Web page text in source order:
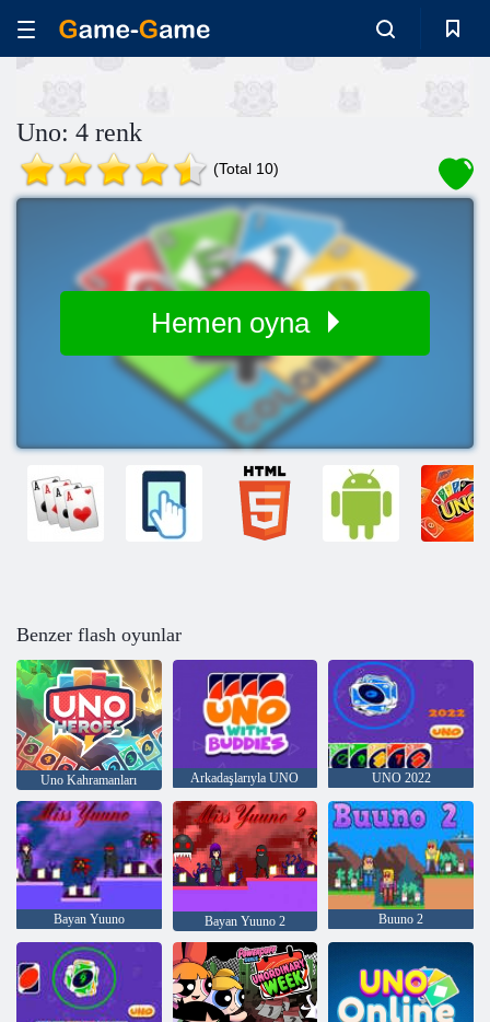
Uno: 4 renk
(Total 10)
Hemen oyna
Benzer flash oyunlar
Uno Kahramanları Arkadaşlarıyla UNO UNO 2022
Bayan Yuuno Bayan Yuuno 2 Buuno 2